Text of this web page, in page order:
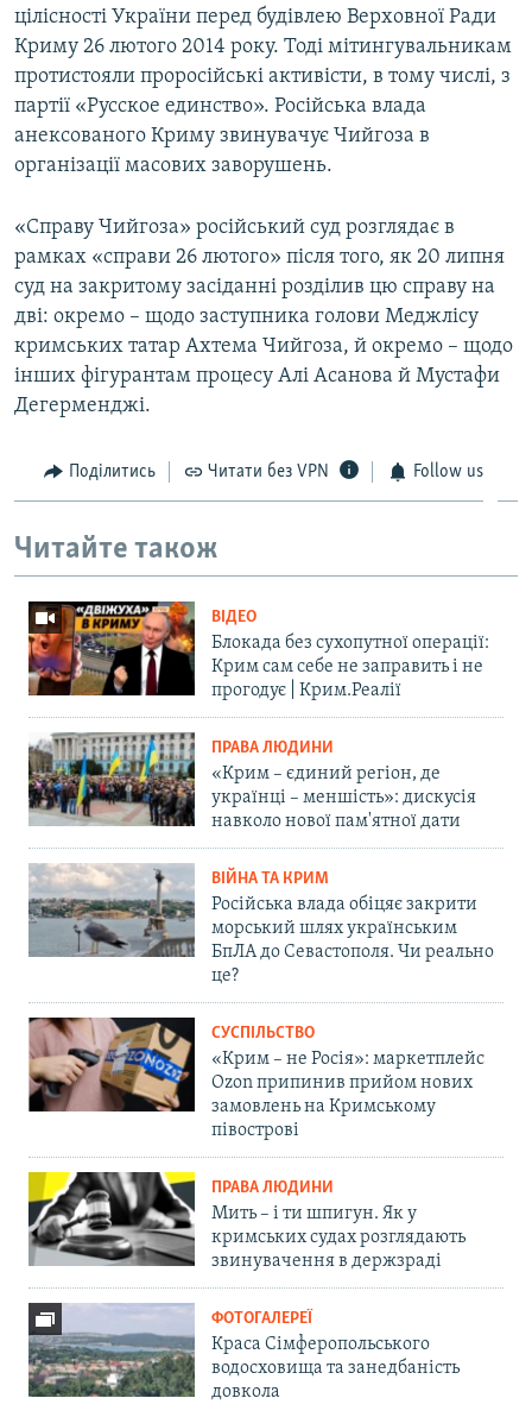
цілісності України перед будівлею Верховної Ради
Криму 26 лютого 2014 року. Тоді мітингувальникам
протистояли проросійські активісти, в тому числі, з
партії «Русское единство». Російська влада
анексованого Криму звинувачує Чийгоза в
організації масових заворушень.
«Справу Чийгоза» російський суд розглядає в
рамках «справи 26 лютого» після того, як 20 липня
суд на закритому засіданні розділив цю справу на
дві: окремо – щодо заступника голови Меджлісу
кримських татар Ахтема Чийгоза, й окремо – щодо
інших фігурантам процесу Алі Асанова й Мустафи
Дегерменджі.
Поділитись Читати без VPN Follow us
Читайте також
ВІДЕО
Блокада без сухопутної операції:
Крим сам себе не заправить і не
прогодує | Крим.Реалії
ПРАВА ЛЮДИНИ
«Крим – єдиний регіон, де
українці – меншість»: дискусія
навколо нової пам'ятної дати
ВІЙНА ТА КРИМ
Російська влада обіцяє закрити
морський шлях українським
БпЛА до Севастополя. Чи реально
це?
СУСПІЛЬСТВО
«Крим – не Росія»: маркетплейс
Ozon припинив прийом нових
замовлень на Кримському
півострові
ПРАВА ЛЮДИНИ
Мить – і ти шпигун. Як у
кримських судах розглядають
звинувачення в держзраді
ФОТОГАЛЕРЕЇ
Краса Сімферопольського
водосховища та занедбаність
довкола